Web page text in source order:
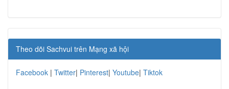
Theo dõi Sachvui trên Mạng xã hội
Facebook | Twitter| Pinterest| Youtube| Tiktok